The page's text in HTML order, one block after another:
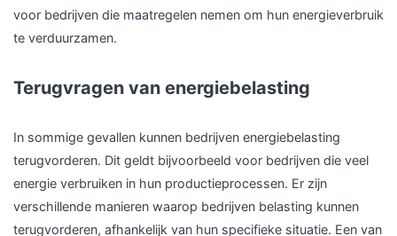
voor bedrijven die maatregelen nemen om hun energieverbruik
te verduurzamen.
Terugvragen van energiebelasting
In sommige gevallen kunnen bedrijven energiebelasting
terugvorderen. Dit geldt bijvoorbeeld voor bedrijven die veel
energie verbruiken in hun productieprocessen. Er zijn
verschillende manieren waarop bedrijven belasting kunnen
terugvorderen, afhankelijk van hun specifieke situatie. Een van